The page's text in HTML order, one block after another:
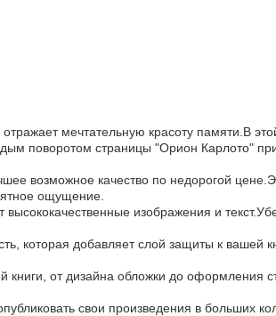
мечтательную красоту памяти.В
поворотом страницы "Орион Карлото"
возможное качество по недорогой
ощущение.
изображения и
которая добавляет слой защиты к вашей
от дизайна обложки до оформления
свои произведения в больших